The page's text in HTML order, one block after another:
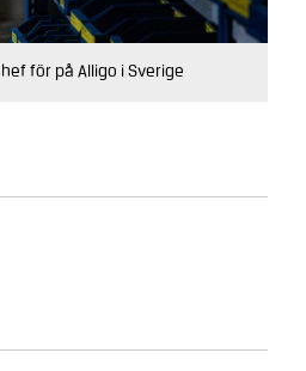
för på Alligo i Sverige